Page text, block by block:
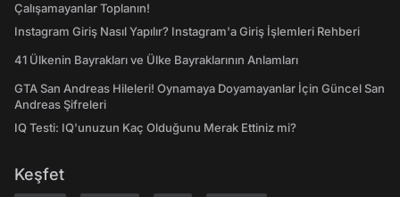
Çalışamayanlar Toplanın!
Instagram Giriş Nasıl Yapılır? Instagram'a Giriş İşlemleri Rehberi
41 Ülkenin Bayrakları ve Ülke Bayraklarının Anlamları
GTA San Andreas Hileleri! Oynamaya Doyamayanlar İçin Güncel San
Andreas Şifreleri
IQ Testi: IQ'unuzun Kaç Olduğunu Merak Ettiniz mi?
Keşfet